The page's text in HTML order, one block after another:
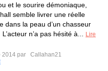
et le sourire démoniaque,
semble livrer une réelle
dans la peau d’un chasseur
n’a pas hésité à...
Lire
2014 par
Callahan21